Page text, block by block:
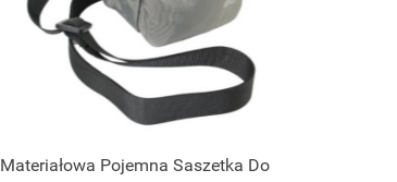
Materiałowa Pojemna Saszetka Do